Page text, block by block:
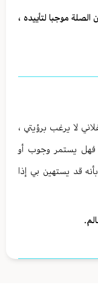
موجبا لتأييده ،
لا يرغب برؤيتي ،
فهل يستمر وجوب أو
قد يستهين بي إذا